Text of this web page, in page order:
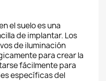
el suelo es una
de implantar. Los
de iluminación
para crear la
fácilmente para
específicas del